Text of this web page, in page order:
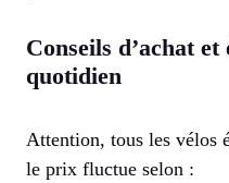
Conseils d’achat et
quotidien
Attention, tous les vélos
le prix fluctue selon :